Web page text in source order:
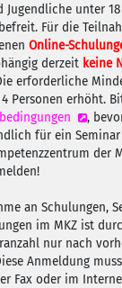
Jugendliche unter
Für die
Online-
derzeit keine
erforderliche
Personen erhöht.
,
für ein
der
an Schulungen,
im MKZ ist
nur nach
Anmeldung
Fax oder im